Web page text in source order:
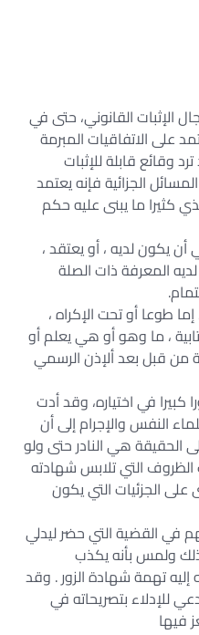
الإثبات القانوني، حتى في
على الاتفاقيات المبرمة
وقائع قابلة للإثبات
الجزائية فإنه يعتمد
كثيرا ما يبنى عليه حكم
يكون لديه ، أو يعتقد ،
المعرفة ذات الصلة
طوعا أو تحت الإكراه ،
، ما وهو أو هي يعلم أو
قبل بعد ألإذن الرسمي
في اختياره، وقد أدت
النفس والإجرام إلى أن
الحقيقة هي النادر حتى ولو
التي تلابس شهادته
الجزئيات التي يكون
في القضية التي حضر ليدلي
ذلك ولمس بأنه يكذب
تهمة شهادة الزور . وقد
للإدلاء بتصريحاته في
فيها